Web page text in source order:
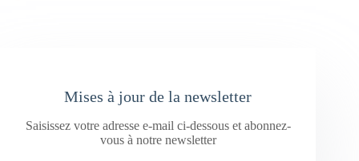
Mises à jour de la newsletter
Saisissez votre adresse e-mail ci-dessous et abonnez-
vous à notre newsletter